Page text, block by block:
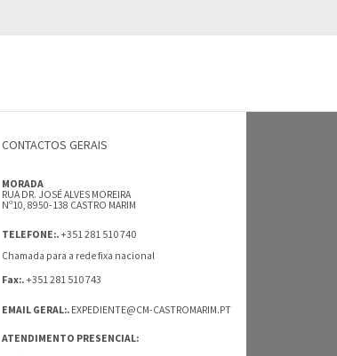
CONTACTOS GERAIS
MORADA
RUA DR. JOSÉ ALVES MOREIRA
Nº10, 8950-138 CASTRO MARIM
TELEFONE:.+351 281 510 740
Chamada para a rede fixa nacional
Fax:.+351 281 510 743
EMAIL GERAL:. EXPEDIENTE@CM-CASTROMARIM.PT
ATENDIMENTO PRESENCIAL: